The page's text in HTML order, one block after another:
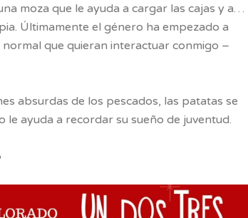
moza que le ayuda a cargar las cajas y a…
Últimamente el género ha empezado a
que quieran interactuar conmigo –
absurdas de los pescados, las patatas se
ayuda a recordar su sueño de juventud.